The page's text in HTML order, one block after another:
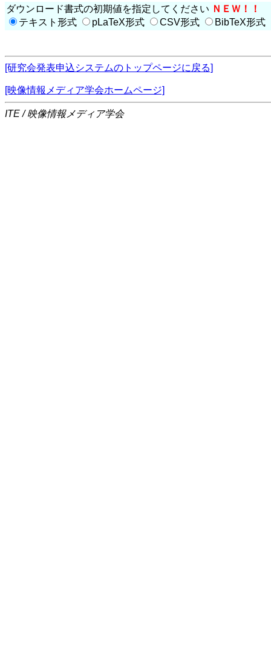
ダウンロード書式の初期値を指定してください ＮＥＷ！！
テキスト形式
pLaTeX形式 CSV形式 BibTeX形式
[研究会発表申込システムのトップページに戻る]
[映像情報メディア学会ホームページ]
ITE / 映像情報メディア学会